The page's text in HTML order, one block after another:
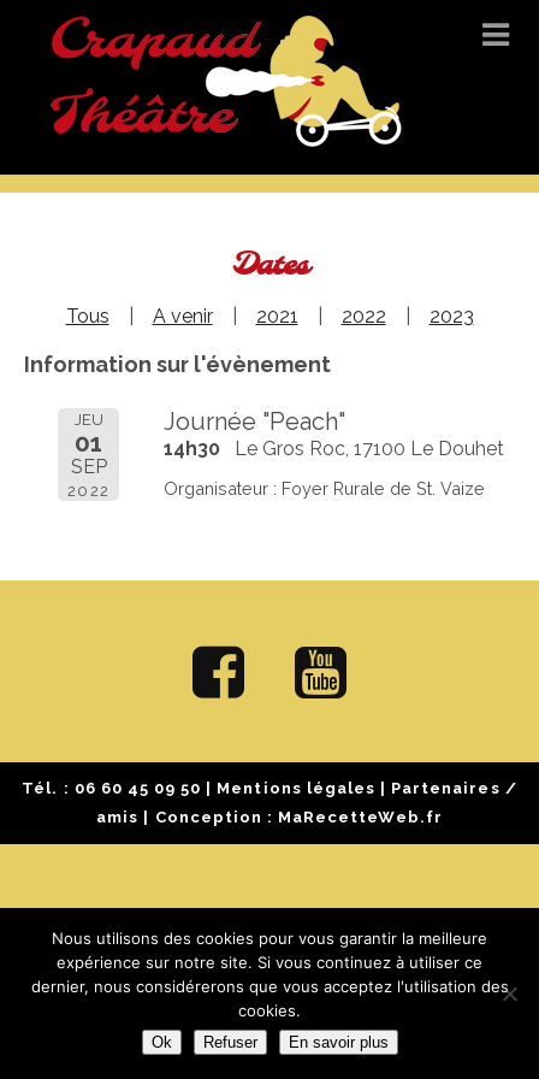
Dates
Tous A venir 2021 2022 2023
Information sur l'évènement
JEU
01
SEP
2022
Journée "Peach"
14h30 Le Gros Roc, 17100 Le Douhet
Organisateur : Foyer Rurale de St. Vaize
Tél. : 06 60 45 09 50 Mentions légales
Partenaires /
amis | Conception : MaRecetteWeb.fr
Nous utilisons des cookies pour vous garantir la meilleure
expérience sur notre site. Si vous continuez à utiliser ce
dernier, nous considérerons que vous acceptez l'utilisation des
cookies.
Ok Refuser En savoir plus